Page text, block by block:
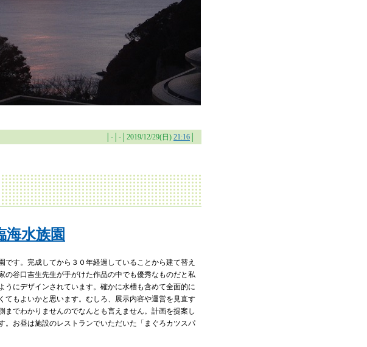
│-│-│2019/12/29(日) 21:16
海水族園
す。完成してから３０年経過していることから建て替え
の谷口吉生先生が手がけた作品の中でも優秀なものだと私
うにデザインされています。確かに水槽も含めて全面的に
てもよいかと思います。むしろ、展示内容や運営を見直す
までわかりませんのでなんとも言えません。計画を提案し
。お昼は施設のレストランでいただいた「まぐろカツスパ